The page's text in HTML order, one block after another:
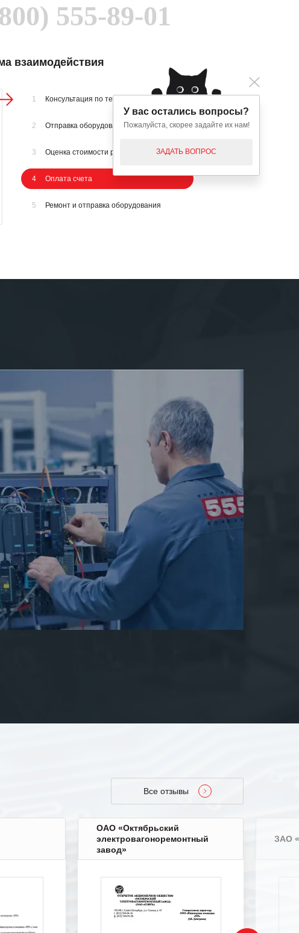
555-89-01
взаимодействия
1 Консультация по телефону
2 Отправка оборудования на осмотр
3 Оценка стоимости ремонта
4 Оплата счета
5 Ремонт и отправка оборудования
Все отзывы
ОАО «Октябрьский
электровагоноремонтный
завод»
ЗАО
У вас остались вопросы?
Пожалуйста, скорее задайте их нам!
ЗАДАТЬ ВОПРОС